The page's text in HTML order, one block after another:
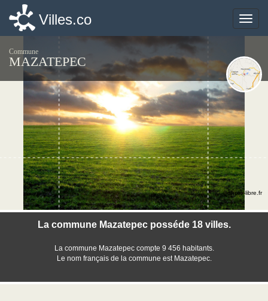
Toggle
Villes.co
Commune
MAZATEPEC
La commune Mazatepec posséde 18 villes.
La commune Mazatepec compte 9 456 habitants.
Le nom français de la commune est Mazatepec.
©photo-libre.fr
Toggle
Villes.co